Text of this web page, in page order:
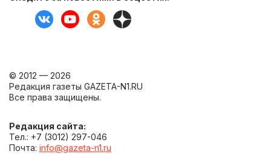
© 2012 — 2026
Редакция газеты GAZETA-N1.RU
Все права защищены.
Редакция сайта:
Тел.: +7 (3012) 297-046
Почта: info@gazeta-n1.ru